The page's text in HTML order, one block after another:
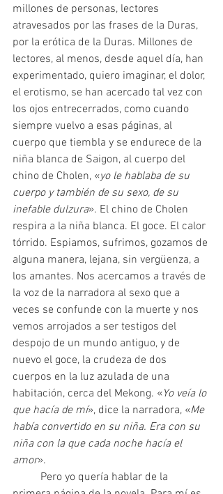
millones de personas, lectores
atravesados por las frases de la Duras,
por la erótica de la Duras. Millones de
lectores, al menos, desde aquel día, han
experimentado, quiero imaginar, el dolor,
el erotismo, se han acercado tal vez con
los ojos entrecerrados, como cuando
siempre vuelvo a esas páginas, al
cuerpo que tiembla y se endurece de la
niña blanca de Saigon, al cuerpo del
chino de Cholen, «yo le hablaba de su
cuerpo y también de su sexo, de su
inefable dulzura». El chino de Cholen
respira a la niña blanca. El goce. El calor
tórrido. Espiamos, sufrimos, gozamos de
alguna manera, lejana, sin vergüenza, a
los amantes. Nos acercamos a través de
la voz de la narradora al sexo que a
veces se confunde con la muerte y nos
vemos arrojados a ser testigos del
despojo de un mundo antiguo, y de
nuevo el goce, la crudeza de dos
cuerpos en la luz azulada de una
habitación, cerca del Mekong. «Yo veía lo
que hacía de mí», dice la narradora, «Me
había convertido en su niña. Era con su
niña con la que cada noche hacía el
amor».